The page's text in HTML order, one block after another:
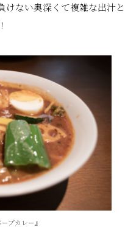
けない奥深くて複雑な出汁と
プカレー』